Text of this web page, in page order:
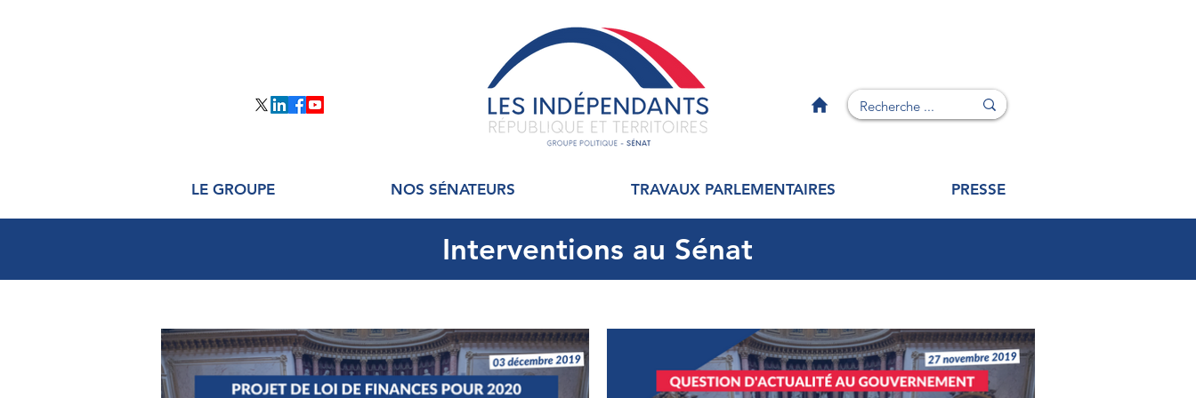
LE GROUPE NOS SÉNATEURS TRAVAUX PARLEMENTAIRES PRESSE
Interventions au Sénat